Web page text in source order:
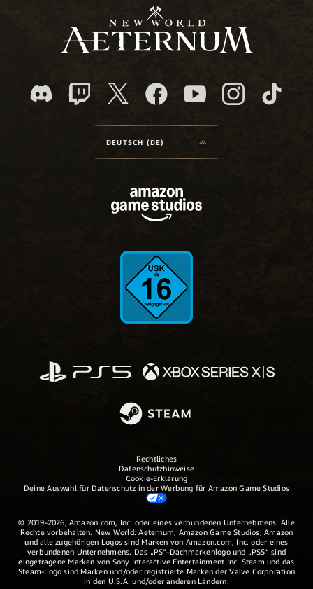
DEUTSCH (DE)
Rechtliches
Datenschutzhinweise
Cookie-Erklärung
Deine Auswahl für Datenschutz in der Werbung für Amazon Game Studios
© 2019-2026, Amazon.com, Inc. oder eines verbundenen Unternehmens. Alle
Rechte vorbehalten. New World: Aeternum, Amazon Game Studios, Amazon
und alle zugehörigen Logos sind Marken von Amazon.com, Inc. oder eines
verbundenen Unternehmens. Das „PS“-Dachmarkenlogo und „PS5“ sind
eingetragene Marken von Sony Interactive Entertainment Inc. Steam und das
Steam-Logo sind Marken und/oder registrierte Marken der Valve Corporation
in den U.S.A. und/oder anderen Ländern.